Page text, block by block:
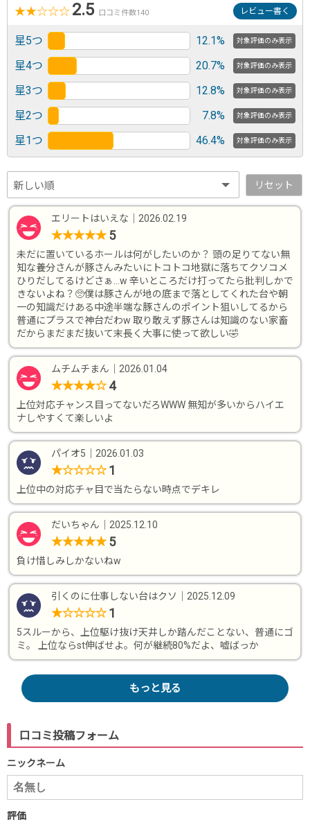
★★☆☆☆ 2.5 口コミ件数140 レビュー書く
星5つ 12.1% 対象評価のみ表示
星4つ 20.7% 対象評価のみ表示
星3つ 12.8% 対象評価のみ表示
星2つ 7.8% 対象評価のみ表示
星1つ 46.4% 対象評価のみ表示
リセット
エリートはいえな 2026.02.19
★★★★★ 5
未だに置いているホールは何がしたいのか？ 頭の足りてない無
知な養分さんが豚さんみたいにトコトコ地獄に落ちてクソコメ
ひりだしてるけどさぁ…w 辛いところだけ打ってたら批判しかで
きないよね？🥺僕は豚さんが地の底まで落としてくれた台や朝
一の知識だけある中途半端な豚さんのポイント狙いしてるから
普通にプラスで神台だわw 取り敢えず豚さんは知識のない家畜
だからまだまだ抜いて末長く大事に使って欲しい🤣
ムチムチまん 2026.01.04
★★★★☆ 4
上位対応チャンス目ってないだろWWW 無知が多いからハイエ
ナしやすくて楽しいよ
パイオ5 2026.01.03
★☆☆☆☆ 1
上位中の対応チャ目で当たらない時点でデキレ
だいちゃん 2025.12.10
★★★★★ 5
負け惜しみしかないねw
引くのに仕事しない台はクソ 2025.12.09
★☆☆☆☆ 1
5スルーから、上位駆け抜け天井しか踏んだことない、普通にゴ
ミ。 上位ならst伸ばせよ。何が継続80%だよ、嘘ばっか
もっと見る
口コミ投稿フォーム
ニックネーム
評価